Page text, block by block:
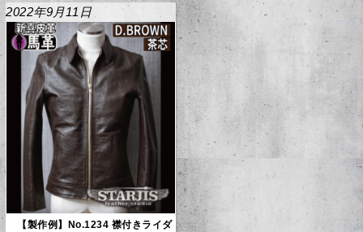
2022年9月11日
【製作例】No.1234 襟付きライダ